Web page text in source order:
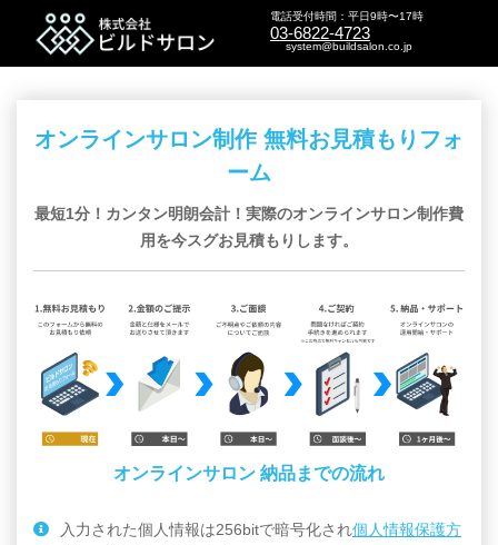
電話受付時間：平日9時〜17時
03-6822-4723
system@buildsalon.co.jp
オンラインサロン制作 無料お見積もりフォ
ーム
最短1分！カンタン明朗会計！実際のオンラインサロン制作費
用を今スグお見積もりします。
オンラインサロン 納品までの流れ
入力された個人情報は256bitで暗号化され個人情報保護方